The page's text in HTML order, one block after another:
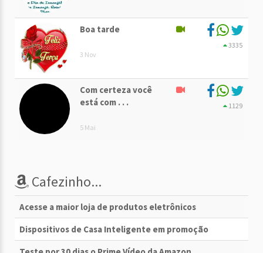
Boa tarde
3 Nov
3335
Com certeza você
está com . . .
5 Mai
1129
Cafezinho...
Acesse a maior loja de produtos eletrônicos
Dispositivos de Casa Inteligente em promoção